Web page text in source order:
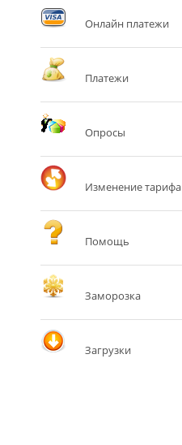
Онлайн платежи
Платежи
Опросы
Изменение тарифа
Помощь
Заморозка
Загрузки